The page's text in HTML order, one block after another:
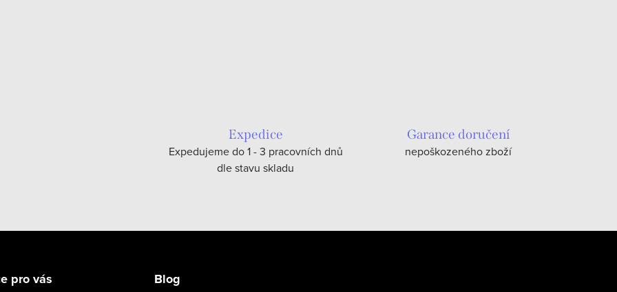
Expedice
Expedujeme do 1 - 3 pracovních dnů
dle stavu skladu
Garance doručení
nepoškozeného zboží
pro vás Blog